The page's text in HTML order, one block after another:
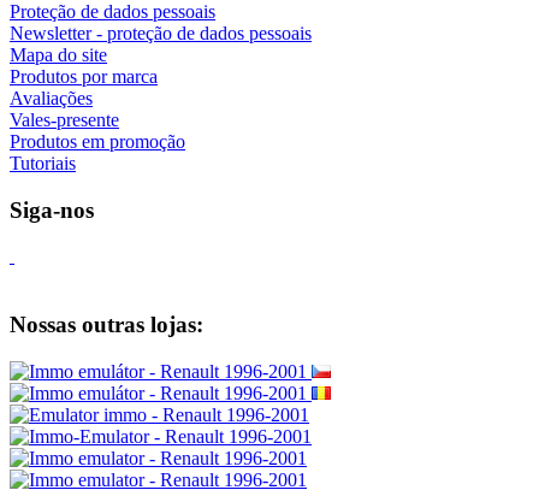
Proteção de dados pessoais
Newsletter - proteção de dados pessoais
Mapa do site
Produtos por marca
Avaliações
Vales-presente
Produtos em promoção
Tutoriais
Siga-nos
Nossas outras lojas: